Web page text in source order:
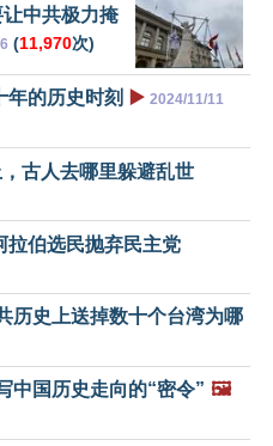
中共极力掩
(11,970次)
年的历史时刻 ▶️ 2024/11/11
古人去哪里躲避乱世
拉伯选民抛弃民主党
历史上送掉数十个台湾为哪
中国历史走向的“密令” 🖼️